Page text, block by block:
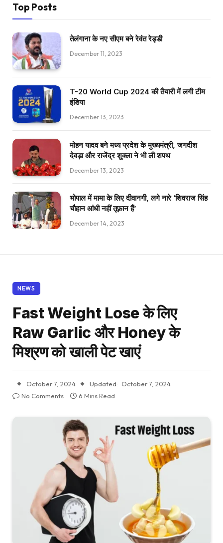
Top Posts
तेलंगाना के नए सीएम बने रेवंत रेड्डी
December 11, 2023
T-20 World Cup 2024 की तैयारी में लगी टीम
इंडिया
December 13, 2023
मोहन यादव बने मध्य प्रदेश के मुख्यमंत्री, जगदीश
देवड़ा और राजेंद्र शुक्ला ने भी ली शपथ
December 13, 2023
भोपाल में मामा के लिए दीवानगी, लगे नारे ‘शिवराज सिंह
चौहान आंधी नहीं तूफ़ान हैं’
December 14, 2023
NEWS
Fast Weight Lose के लिए
Raw Garlic और Honey के
मिश्रण को खाली पेट खाएं
October 7, 2024 Updated: October 7, 2024
No Comments
6 Mins Read